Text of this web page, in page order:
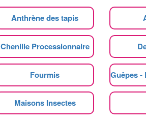
Anthrène des tapis
Chenille Processionnaire
Fourmis Guêpes -
Maisons Insectes